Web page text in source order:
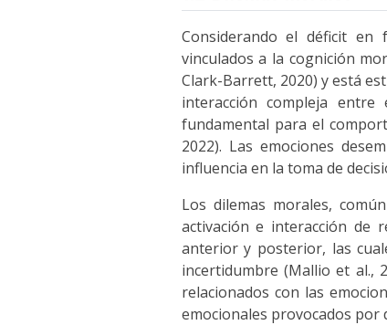
Considerando el déficit en
vinculados a la cognición
Clark-Barrett, 2020) y está
interacción compleja entre
fundamental para el
2022). Las emociones
influencia en la toma de
Los dilemas morales,
activación e interacción de
anterior y posterior, las
incertidumbre (Mallio et al.,
relacionados con las
emocionales provocados por